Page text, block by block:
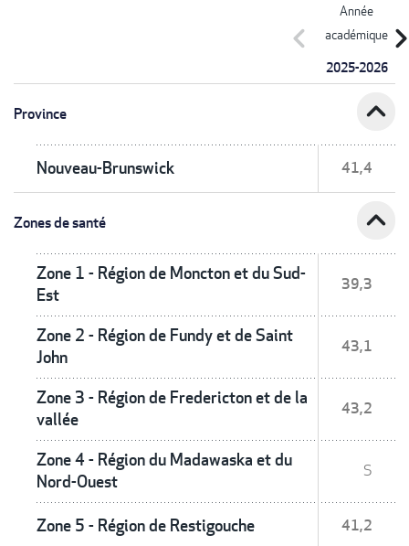
Année
académique
2025-2026
chevron_left
Province expand_less
Nouveau-Brunswick 41,4
Zones de santé expand_less
Zone 1 - Région de Moncton et du Sud-
Est
39,3
Zone 2 - Région de Fundy et de Saint
John
43,1
Zone 3 - Région de Fredericton et de la
vallée
43,2
Zone 4 - Région du Madawaska et du
Nord-Ouest
S
Zone 5 - Région de Restigouche 41,2